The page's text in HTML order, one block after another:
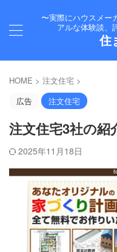
〜実際にハウスメー
アルな体験談、
住
HOME > 注文住宅 >
広告
注文住宅
注文住宅3社の紹
2025年11月18日